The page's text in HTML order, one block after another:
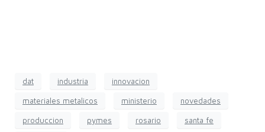
dat industria innovacion
materiales metalicos ministerio novedades
produccion pymes rosario santa fe